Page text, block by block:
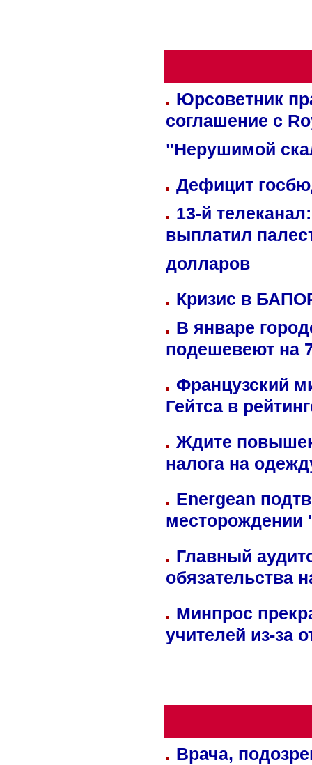
Юрсоветник
соглашение с
"Нерушимой
Дефицит
13-й
выплатил
долларов
Кризис в
В январе
подешевеют на
Французский
Гейтса в
Ждите
налога на
Energean
Главный
обязательства
Минпрос
учителей из-за
Врача,